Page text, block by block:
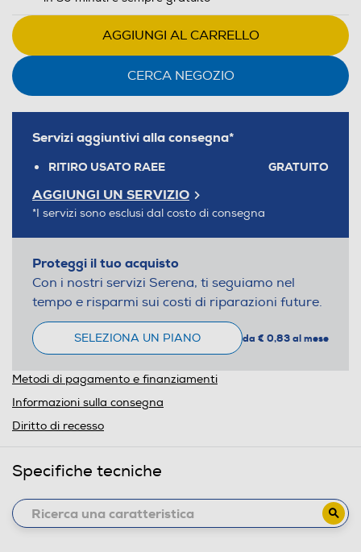
AGGIUNGI AL CARRELLO
CERCA NEGOZIO
Servizi aggiuntivi alla consegna*
RITIRO USATO RAEE GRATUITO
AGGIUNGI UN SERVIZIO
*I servizi sono esclusi dal costo di consegna
Proteggi il tuo acquisto
Con i nostri servizi Serena, ti seguiamo nel
tempo e risparmi sui costi di riparazioni future.
SELEZIONA UN PIANO da € 0,83 al mese
Metodi di pagamento e finanziamenti
Informazioni sulla consegna
Diritto di recesso
Specifiche tecniche